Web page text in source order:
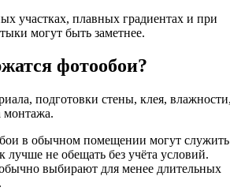
участках, плавных градиентах и при
могут быть заметнее.
фотообои?
подготовки стены, клея,
монтажа.
в обычном помещении могут служить
лучше не обещать без учёта условий.
выбирают для менее длительных